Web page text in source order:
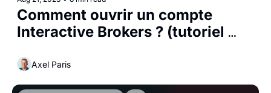
Comment ouvrir un compte
Interactive Brokers ? (tutoriel
Axel Paris